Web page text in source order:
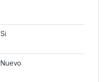
Si
Nuevo